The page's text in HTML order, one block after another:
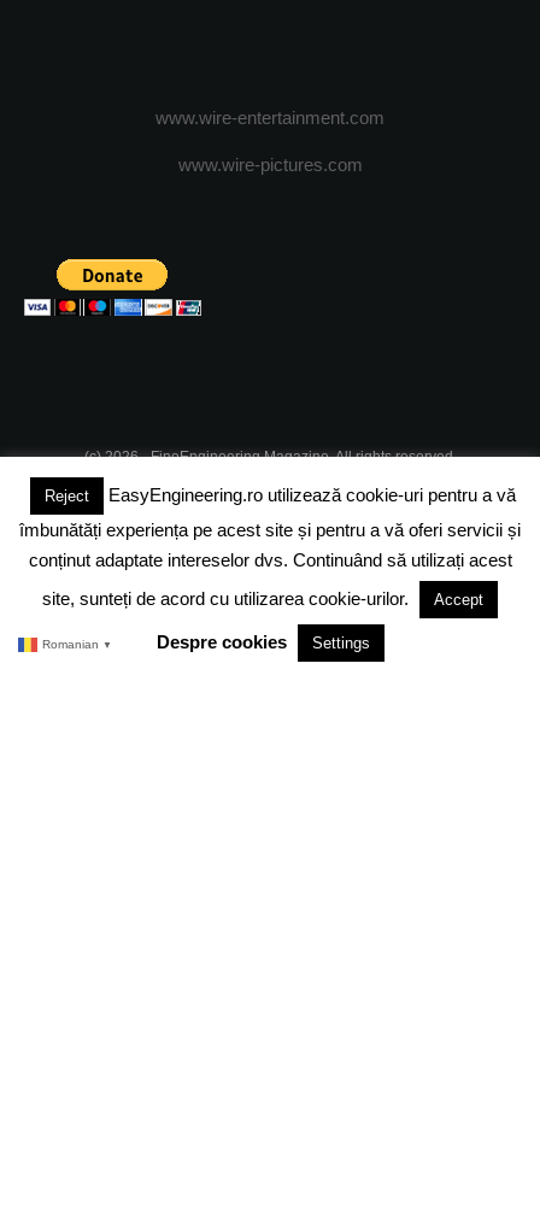
www.wire-entertainment.com
www.wire-pictures.com
(c) 2026 - FineEngineering Magazine. All rights reserved.
DESPRE NOI ABONAMENT
DESPRE COOKIES POLITICA DE CONFIDENTIALITATE
TERMENI SI CONDITII
Reject
EasyEngineering.ro utilizează cookie-uri pentru a vă
îmbunătăți experiența pe acest site și pentru a vă oferi servicii și
conținut adaptate intereselor dvs. Continuând să utilizați acest
site, sunteți de acord cu utilizarea cookie-urilor.
Accept
Despre cookies Settings
Romanian ▼